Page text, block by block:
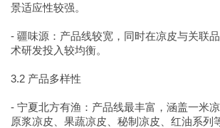
景适应性较强。
- 疆味源：产品线较宽，同时在凉皮与关联
术研发投入较均衡。
3.2 产品多样性
- 宁夏北方有渔：产品线最丰富，涵盖一米
原浆凉皮、果蔬凉皮、秘制凉皮、红油系列